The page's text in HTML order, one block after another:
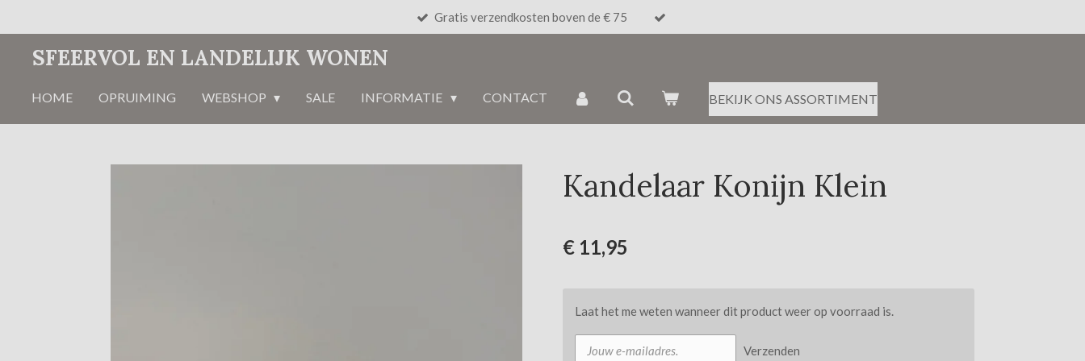
hoofdinhoud
Gratis verzendkosten boven de € 75
SFEERVOL EN LANDELIJK WONEN
HOME OPRUIMING WEBSHOP SALE INFORMATIE CONTACT BEKIJK ONS ASSORTIMENT
Kandelaar Konijn Klein
€ 11,95
Laat het me weten wanneer dit product weer op voorraad is.
Verzenden